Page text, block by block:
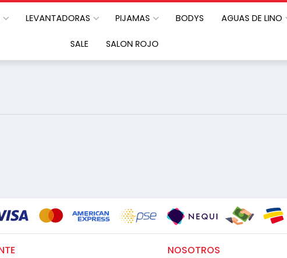
LEVANTADORAS PIJAMAS BODYS AGUAS DE LINO
SALE SALON ROJO
NOSOTROS